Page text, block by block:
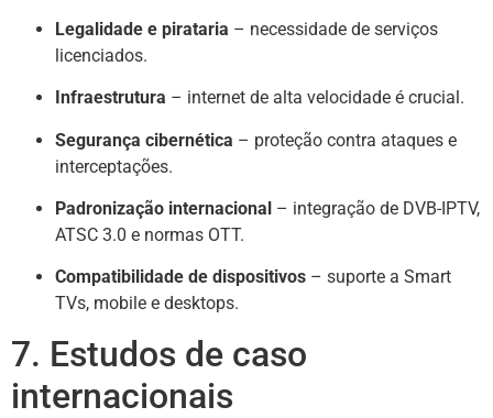
Legalidade e pirataria – necessidade de serviços
licenciados.
Infraestrutura – internet de alta velocidade é crucial.
Segurança cibernética – proteção contra ataques e
interceptações.
Padronização internacional – integração de DVB-IPTV,
ATSC 3.0 e normas OTT.
Compatibilidade de dispositivos – suporte a Smart
TVs, mobile e desktops.
7. Estudos de caso
internacionais